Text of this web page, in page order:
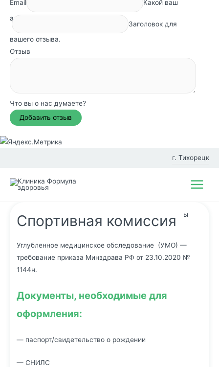
Email
Какой ваш
адрес электронной почты?
Заголовок для
вашего отзыва.
Отзыв
Что вы о нас думаете?
г. Тихорецк
ы
Main
Спортивная комиссия
Углубленное медицинское обследование (УМО) —
требование приказа Минздрава РФ от 23.10.2020 №
1144н.
Документы, необходимые для
оформления:
— паспорт/свидетельство о рождении
— СНИЛС